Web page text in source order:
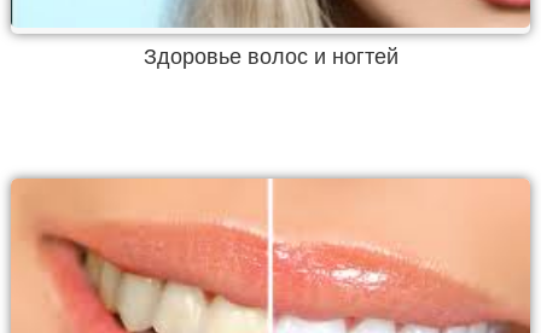
Здоровье волос и ногтей